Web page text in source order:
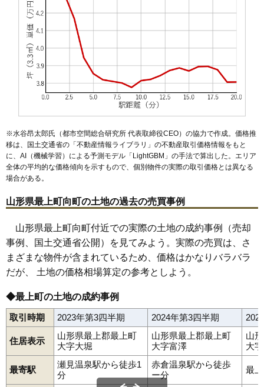
※水谷昂太郎氏（都市空間総合研究所 代表取締役CEO）の協力で作成。価格推
移は、国土交通省の「不動産情報ライブラリ 」の不動産取引価格情報をもと
に、AI（機械学習）による予測モデル「LightGBM」の手法で算出した。エリア
全体の平均的な価格傾向を示すもので、個別物件の実際の取引価格とは異なる
場合がある。
山形県最上町向町の土地の過去の売買事例
山形県最上町向町付近での実際の土地の成約事例（売却
事例、国土交通省公開）を見てみよう。実際の売買は、さ
まざまな物件が含まれているため、価格はかなりバラバラ
だが、 土地の価格相場算定の参考としよう。
◆最上町の土地の成約事例
取引時期 2023年第3四半期 2024年第3四半期
住居表示
山形県最上郡最上町
大字大堀
山形県最上郡最上町
大字富澤
山
大
最寄駅
瀬見温泉駅から徒歩1
分
赤倉温泉駅から徒歩
ー分
最